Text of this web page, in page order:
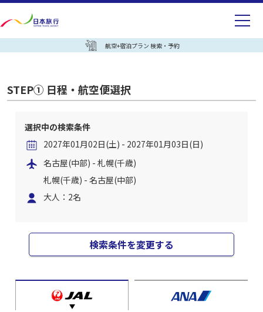
航空+宿泊プラン 検索・予約
STEP① 日程・航空便選択
選択中の検索条件
2027年01月02日(土) - 2027年01月03日(日)
名古屋(中部) - 札幌(千歳)
札幌(千歳) - 名古屋(中部)
大人：2名
検索条件を変更する